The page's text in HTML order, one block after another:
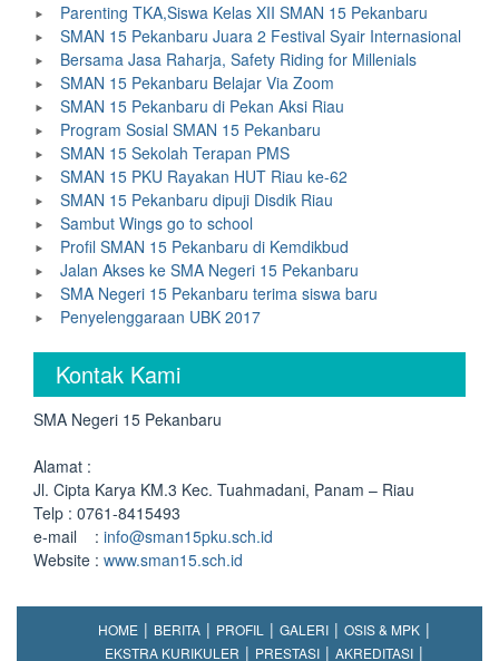
Parenting TKA,Siswa Kelas XII SMAN 15 Pekanbaru
SMAN 15 Pekanbaru Juara 2 Festival Syair Internasional
Bersama Jasa Raharja, Safety Riding for Millenials
SMAN 15 Pekanbaru Belajar Via Zoom
SMAN 15 Pekanbaru di Pekan Aksi Riau
Program Sosial SMAN 15 Pekanbaru
SMAN 15 Sekolah Terapan PMS
SMAN 15 PKU Rayakan HUT Riau ke-62
SMAN 15 Pekanbaru dipuji Disdik Riau
Sambut Wings go to school
Profil SMAN 15 Pekanbaru di Kemdikbud
Jalan Akses ke SMA Negeri 15 Pekanbaru
SMA Negeri 15 Pekanbaru terima siswa baru
Penyelenggaraan UBK 2017
Kontak Kami
SMA Negeri 15 Pekanbaru
Alamat :
Jl. Cipta Karya KM.3 Kec. Tuahmadani, Panam – Riau
Telp : 0761-8415493
e-mail : info@sman15pku.sch.id
Website : www.sman15.sch.id
HOME BERITA PROFIL GALERI
OSIS & MPK
EKSTRA KURIKULER
PRESTASI AKREDITASI